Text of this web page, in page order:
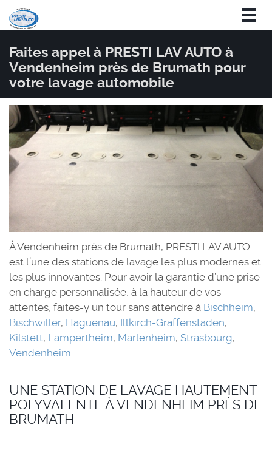
Faites appel à PRESTI LAV AUTO à
Vendenheim près de Brumath pour
votre lavage automobile
À Vendenheim près de Brumath, PRESTI LAV AUTO
est l’une des stations de lavage les plus modernes et
les plus innovantes. Pour avoir la garantie d’une prise
en charge personnalisée, à la hauteur de vos
attentes, faites-y un tour sans attendre à Bischheim,
Bischwiller, Haguenau, Illkirch-Graffenstaden,
Kilstett, Lampertheim, Marlenheim, Strasbourg,
Vendenheim.
UNE STATION DE LAVAGE HAUTEMENT
POLYVALENTE À VENDENHEIM PRÈS DE
BRUMATH